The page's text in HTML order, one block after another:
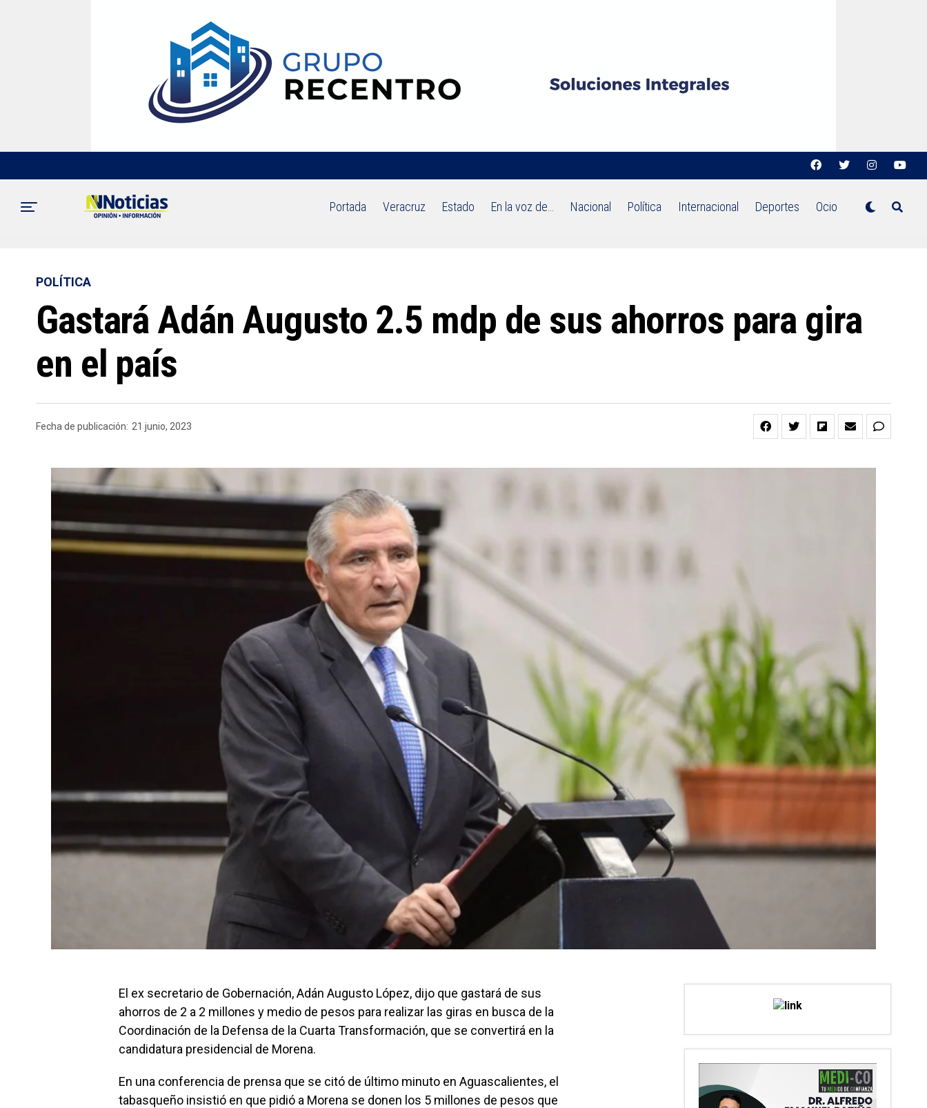
Portada Veracruz Estado En la voz de… Nacional Política Internacional Deportes Ocio
POLÍTICA
Gastará Adán Augusto 2.5 mdp de sus ahorros para gira
en el país
Fecha de publicación: 21 junio, 2023
El ex secretario de Gobernación, Adán Augusto López, dijo que gastará de sus
ahorros de 2 a 2 millones y medio de pesos para realizar las giras en busca de la
Coordinación de la Defensa de la Cuarta Transformación, que se convertirá en la
candidatura presidencial de Morena.
En una conferencia de prensa que se citó de último minuto en Aguascalientes, el
tabasqueño insistió en que pidió a Morena se donen los 5 millones de pesos que